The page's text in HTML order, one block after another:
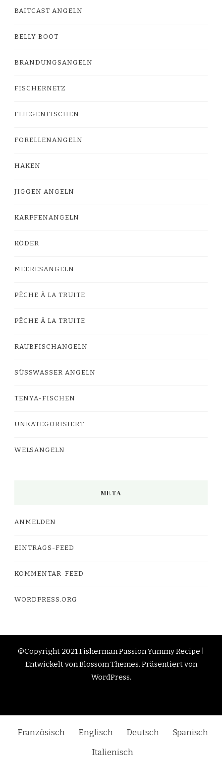
BAITCAST ANGELN
BELLY BOOT
BRANDUNGSANGELN
FISCHERNETZ
FLIEGENFISCHEN
FORELLENANGELN
HAKEN
JIGGEN ANGELN
KARPFENANGELN
KÖDER
MEERESANGELN
PÊCHE À LA TRUITE
PÊCHE À LA TRUITE
RAUBFISCHANGELN
SÜSSWASSER ANGELN
TENYA-FISCHEN
UNKATEGORISIERT
WELSANGELN
META
ANMELDEN
EINTRAGS-FEED
KOMMENTAR-FEED
WORDPRESS.ORG
©Copyright 2021 Fisherman PassionYummy Recipe |
Entwickelt vonBlossom Themes. Präsentiert von
WordPress.
Französisch Englisch Deutsch
Spanisch
Italienisch